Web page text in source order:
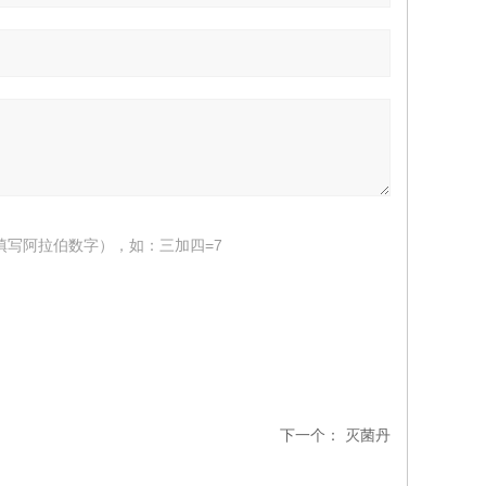
写阿拉伯数字），如：三加四=7
下一个： 灭菌丹